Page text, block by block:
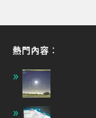
熱門內容︰